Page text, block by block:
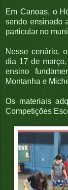
Em Canoas, o
sendo ensinado
particular no
Nesse cenário,
dia 17 de
ensino
Montanha e
Os materiais
Competições